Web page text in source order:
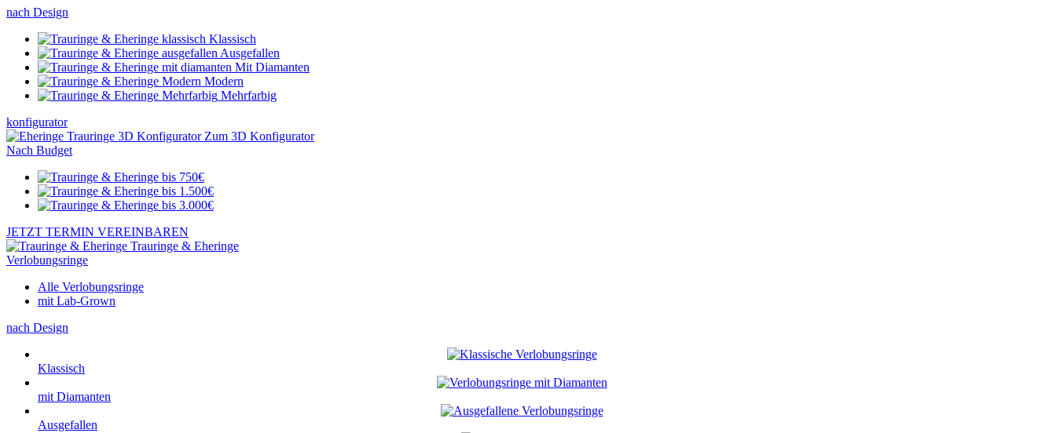
nach Design
Klassisch
Ausgefallen
Mit Diamanten
Modern
Mehrfarbig
konfigurator
Zum 3D Konfigurator
Nach Budget
JETZT TERMIN VEREINBAREN
Trauringe & Eheringe
Verlobungsringe
Alle Verlobungsringe
mit Lab-Grown
nach Design
Klassisch
mit Diamanten
Ausgefallen